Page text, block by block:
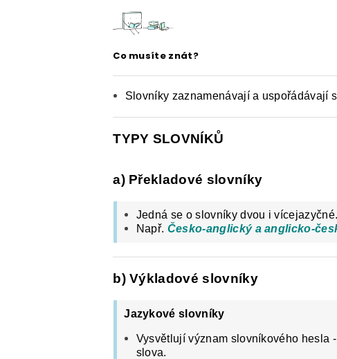
E-SHOP: UČEBNÍ MATERIÁLY K
O NAŠICH STRÁNKÁCH
Co musíte znát?
Slovníky zaznamenávají a uspořádávají
TYPY SLOVNÍKŮ
a) Překladové slovníky
Jedná se o slovníky dvou i vícejazyčné.
Např. Česko-anglický a anglicko-
b) Výkladové slovníky
Jazykové slovníky
Vysvětlují význam slovníkového hesla
slova.